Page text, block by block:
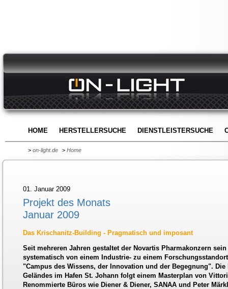
HOME HERSTELLERSUCHE DIENSTLEISTERSUCHE
> on-light.de > Home
01. Januar 2009
Projekt des Monats
Januar 2009
Das Krischanitz-Building - Pragmatisch und imposant
Seit mehreren Jahren gestaltet der Novartis Pharmakonzern sein
systematisch von einem Industrie- zu einem
"Campus des Wissens, der Innovation und der Begegnung". Die
Geländes im Hafen St. Johann folgt einem Masterplan von
Renommierte Büros wie Diener & Diener, SANAA und Peter